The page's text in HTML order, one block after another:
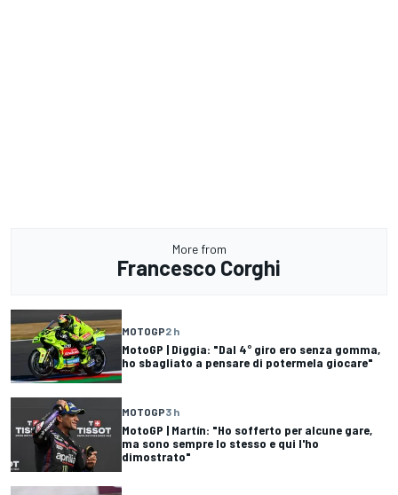
More from
Francesco Corghi
MOTOGP2 h
MotoGP | Diggia: "Dal 4° giro ero senza gomma,
ho sbagliato a pensare di potermela giocare"
MOTOGP3 h
MotoGP | Martín: "Ho sofferto per alcune gare,
ma sono sempre lo stesso e qui l'ho
dimostrato"